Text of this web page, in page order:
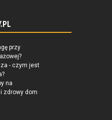
przy
- czym jest
na
zdrowy dom